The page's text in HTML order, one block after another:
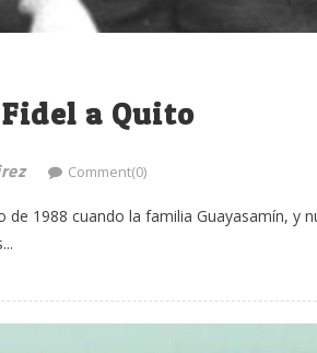
a Quito
Comment(0)
1988 cuando la familia Guayasamín, y